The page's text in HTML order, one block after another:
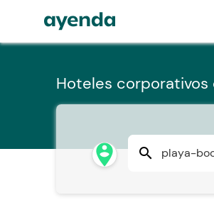
Hoteles corporativos
person_pin_circle search